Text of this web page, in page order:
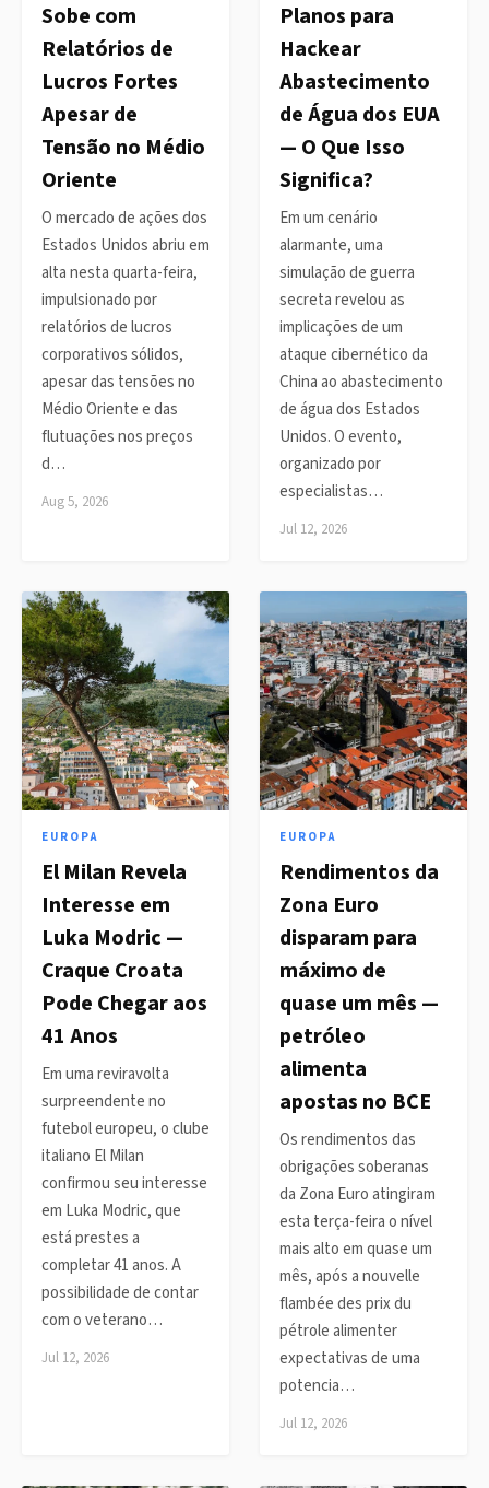
Sobe com
Relatórios de
Lucros Fortes
Apesar de
Tensão no Médio
Oriente
O mercado de ações dos
Estados Unidos abriu em
alta nesta quarta-feira,
impulsionado por
relatórios de lucros
corporativos sólidos,
apesar das tensões no
Médio Oriente e das
flutuações nos preços
d…
Aug 5, 2026
Planos para
Hackear
Abastecimento
de Água dos EUA
— O Que Isso
Significa?
Em um cenário
alarmante, uma
simulação de guerra
secreta revelou as
implicações de um
ataque cibernético da
China ao abastecimento
de água dos Estados
Unidos. O evento,
organizado por
especialistas…
Jul 12, 2026
EUROPA
El Milan Revela
Interesse em
Luka Modric —
Craque Croata
Pode Chegar aos
41 Anos
Em uma reviravolta
surpreendente no
futebol europeu, o clube
italiano El Milan
confirmou seu interesse
em Luka Modric, que
está prestes a
completar 41 anos. A
possibilidade de contar
com o veterano…
Jul 12, 2026
EUROPA
Rendimentos da
Zona Euro
disparam para
máximo de
quase um mês —
petróleo
alimenta
apostas no BCE
Os rendimentos das
obrigações soberanas
da Zona Euro atingiram
esta terça-feira o nível
mais alto em quase um
mês, após a nouvelle
flambée des prix du
pétrole alimenter
expectativas de uma
potencia…
Jul 12, 2026